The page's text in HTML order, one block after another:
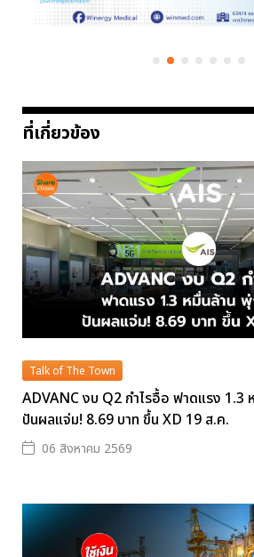
ที่เกี่ยวข้อง
Talk of The Town
ADVANC งบ Q2 กำไรอื้อ ฟาดแรง 1.3
ปันผลแจ่ม! 8.69 บาท ขึ้น XD 19 ส.ค.
06 สิงหาคม 2569